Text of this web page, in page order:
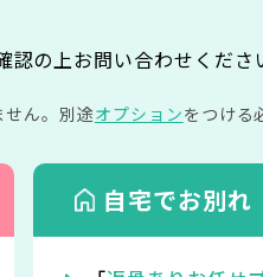
の上お問い合わせくださ
ん。 別途オプションをつける
自宅でお別れ